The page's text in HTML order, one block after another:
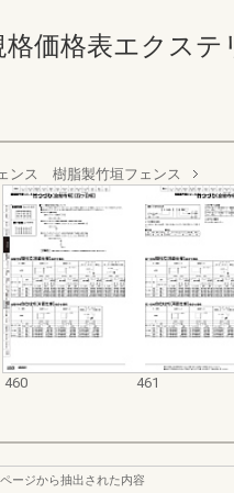
格価格表エクステ
ンス 樹脂製竹垣フェンス
460 461
ージから抽出された内容